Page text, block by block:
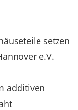
setzen
e.V.
additiven